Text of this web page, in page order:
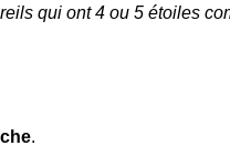
qui ont 4 ou 5 étoiles
.